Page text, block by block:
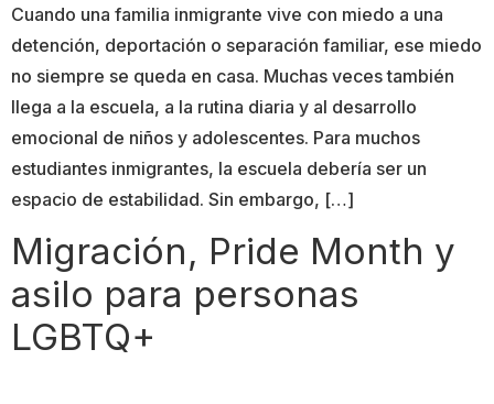
Cuando una familia inmigrante vive con miedo a una
detención, deportación o separación familiar, ese miedo
no siempre se queda en casa. Muchas veces también
llega a la escuela, a la rutina diaria y al desarrollo
emocional de niños y adolescentes. Para muchos
estudiantes inmigrantes, la escuela debería ser un
espacio de estabilidad. Sin embargo, […]
Migración, Pride Month y
asilo para personas
LGBTQ+